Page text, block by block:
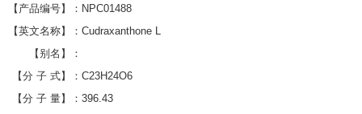
【产品编号】： NPC01488
【英文名称】： Cudraxanthone L
【别名】：
【分 子 式】： C23H24O6
【分 子 量】： 396.43